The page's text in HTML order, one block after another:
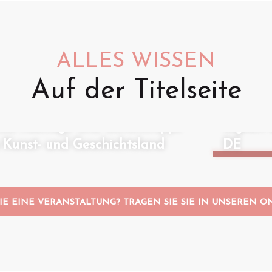
ALLES WISSEN
Auf der Titelseite
und Geschichtsland
DE
EINE VERANSTALTUNG? TRAGEN SIE SIE IN UNSEREN